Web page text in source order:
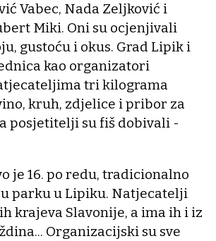
Vabec, Nada Zeljković i
Miki. Oni su ocjenjivali
gustoću i okus. Grad Lipik i
kao organizatori
tri kilograma
kruh, zdjelice i pribor za
posjetitelji su fiš dobivali -
je 16. po redu, tradicionalno
parku u Lipiku. Natjecatelji
krajeva Slavonije, a ima ih i iz
Organizacijski su sve